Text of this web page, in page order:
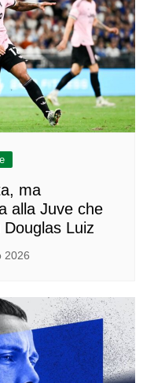
ma
alla Juve che
Luiz
2026